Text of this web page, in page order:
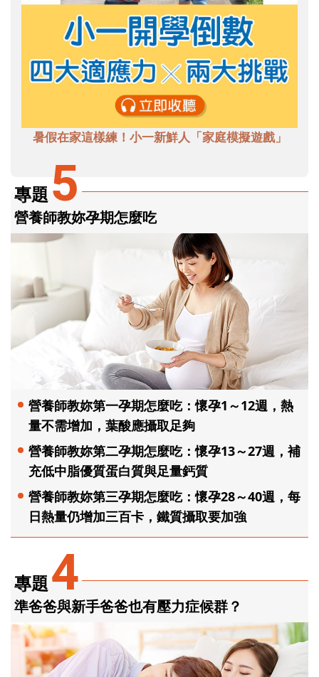
暑假在家這樣練！小一新鮮人「家庭模擬遊戲」
專題4
準爸爸與新手爸爸也有壓力症候群？
專題 5
營養師教妳孕期怎麼吃
營養師教妳第一孕期怎麼吃：懷孕1～12週，熱
量不需增加，葉酸應攝取足夠
營養師教妳第二孕期怎麼吃：懷孕13～27週，補
充低中脂優質蛋白質與足量鈣質
營養師教妳第三孕期怎麼吃：懷孕28～40週，每
日熱量仍增加三百卡，鐵質攝取要加強